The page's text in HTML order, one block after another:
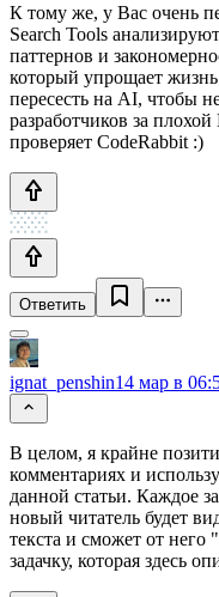
К тому же, у Вас очень
Search Tools
паттернов и
который упрощает
пересесть на AI, чтобы
разработчиков за
проверяет CodeRabbit :)
Ответить
ignat_penshin14 мар в
В целом, я крайне
комментариях и
данной статьи. Каждое
новый читатель будет
текста и сможет от него
задачку, которая здесь